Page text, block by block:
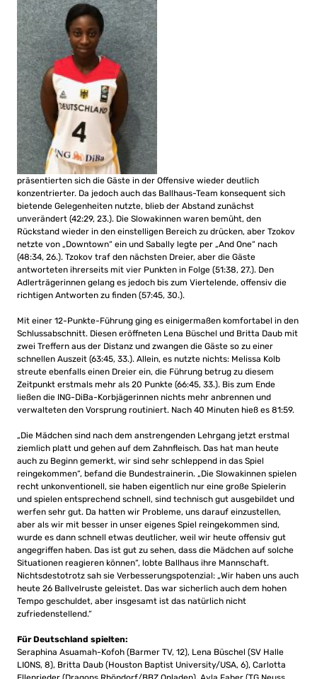
präsentierten sich die Gäste in der Offensive wieder deutlich
konzentrierter. Da jedoch auch das Ballhaus-Team konsequent sich
bietende Gelegenheiten nutzte, blieb der Abstand zunächst
unverändert (42:29, 23.). Die Slowakinnen waren bemüht, den
Rückstand wieder in den einstelligen Bereich zu drücken, aber Tzokov
netzte von „Downtown“ ein und Sabally legte per „And One“ nach
(48:34, 26.). Tzokov traf den nächsten Dreier, aber die Gäste
antworteten ihrerseits mit vier Punkten in Folge (51:38, 27.). Den
Adlerträgerinnen gelang es jedoch bis zum Viertelende, offensiv die
richtigen Antworten zu finden (57:45, 30.).
Mit einer 12-Punkte-Führung ging es einigermaßen komfortabel in den
Schlussabschnitt. Diesen eröffneten Lena Büschel und Britta Daub mit
zwei Treffern aus der Distanz und zwangen die Gäste so zu einer
schnellen Auszeit (63:45, 33.). Allein, es nutzte nichts: Melissa Kolb
streute ebenfalls einen Dreier ein, die Führung betrug zu diesem
Zeitpunkt erstmals mehr als 20 Punkte (66:45, 33.). Bis zum Ende
ließen die ING-DiBa-Korbjägerinnen nichts mehr anbrennen und
verwalteten den Vorsprung routiniert. Nach 40 Minuten hieß es 81:59.
„Die Mädchen sind nach dem anstrengenden Lehrgang jetzt erstmal
ziemlich platt und gehen auf dem Zahnfleisch. Das hat man heute
auch zu Beginn gemerkt, wir sind sehr schleppend in das Spiel
reingekommen“, befand die Bundestrainerin. „Die Slowakinnen spielen
recht unkonventionell, sie haben eigentlich nur eine große Spielerin
und spielen entsprechend schnell, sind technisch gut ausgebildet und
werfen sehr gut. Da hatten wir Probleme, uns darauf einzustellen,
aber als wir mit besser in unser eigenes Spiel reingekommen sind,
wurde es dann schnell etwas deutlicher, weil wir heute offensiv gut
angegriffen haben. Das ist gut zu sehen, dass die Mädchen auf solche
Situationen reagieren können“, lobte Ballhaus ihre Mannschaft.
Nichtsdestotrotz sah sie Verbesserungspotenzial: „Wir haben uns auch
heute 26 Ballvelruste geleistet. Das war sicherlich auch dem hohen
Tempo geschuldet, aber insgesamt ist das natürlich nicht
zufriedenstellend.“
Für Deutschland spielten:
Seraphina Asuamah-Kofoh (Barmer TV, 12), Lena Büschel (SV Halle
LIONS, 8), Britta Daub (Houston Baptist University/USA, 6), Carlotta